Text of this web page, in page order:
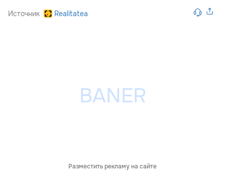
Источник Realitatea
Разместить рекламу на сайте